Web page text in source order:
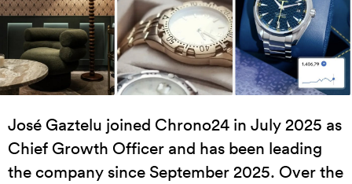
José Gaztelu joined Chrono24 in July 2025 as
Chief Growth Officer and has been leading
the company since September 2025. Over the